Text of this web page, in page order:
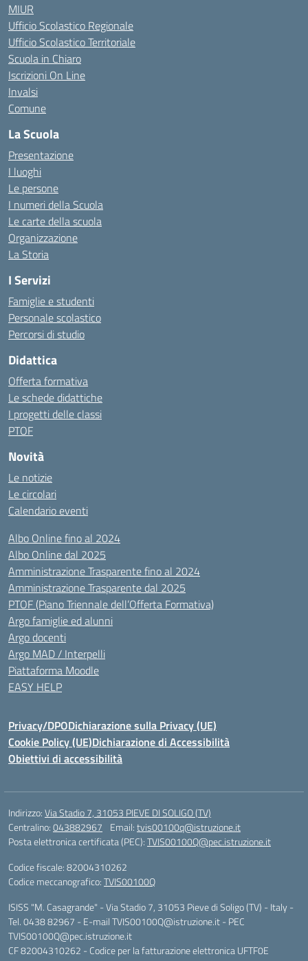
MIUR
Ufficio Scolastico Regionale
Ufficio Scolastico Territoriale
Scuola in Chiaro
Iscrizioni On Line
Invalsi
Comune
La Scuola
Presentazione
I luoghi
Le persone
I numeri della Scuola
Le carte della scuola
Organizzazione
La Storia
I Servizi
Famiglie e studenti
Personale scolastico
Percorsi di studio
Didattica
Offerta formativa
Le schede didattiche
I progetti delle classi
PTOF
Novità
Le notizie
Le circolari
Calendario eventi
Albo Online fino al 2024
Albo Online dal 2025
Amministrazione Trasparente fino al 2024
Amministrazione Trasparente dal 2025
PTOF (Piano Triennale dell’Offerta Formativa)
Argo famiglie ed alunni
Argo docenti
Argo MAD / Interpelli
Piattaforma Moodle
EASY HELP
Privacy/DPODichiarazione sulla Privacy (UE)
Cookie Policy (UE)Dichiarazione di Accessibilità
Obiettivi di accessibilità
Indirizzo:Via Stadio 7, 31053 PIEVE DI SOLIGO (TV)
Centralino:043882967 Email:tvis00100q@istruzione.it
Posta elettronica certificata (PEC):TVIS00100Q@pec.istruzione.it
Codice fiscale: 82004310262
Codice meccanografico:TVIS00100Q
ISISS "M. Casagrande" - Via Stadio 7, 31053 Pieve di Soligo (TV) - Italy -
Tel. 0438 82967 - E-mail TVIS00100Q@istruzione.it - PEC
TVIS00100Q@pec.istruzione.it
CF 82004310262 - Codice per la fatturazione elettronica UFTF0E